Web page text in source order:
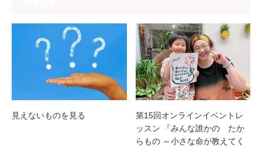
見えないものを見る
第15回オンラインイベントレ
ッスン 『みんな誰かの たか
らもの ～小さな命が教えてく